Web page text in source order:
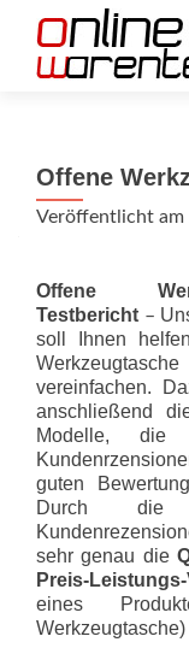
Offene
Veröffentlicht am
Offene
Testbericht –
soll Ihnen
vereinfachen.
anschließend
Modelle, die
guten
Durch die
sehr genau die
Preis-
eines